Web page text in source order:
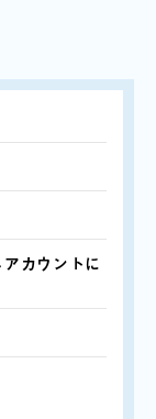
カウントに